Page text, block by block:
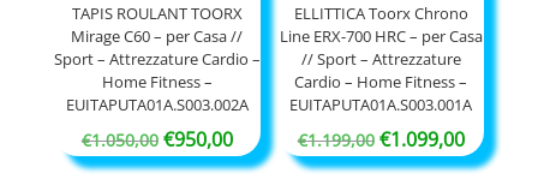
TAPIS ROULANT TOORX
Mirage C60 – per Casa //
Sport – Attrezzature Cardio –
Home Fitness –
EUITAPUTA01A.S003.002A
€1.050,00 Il
prezzo
€950,00Il
prezzo
ELLITTICA Toorx Chrono
Line ERX-700 HRC – per Casa
// Sport – Attrezzature
Cardio – Home Fitness –
EUITAPUTA01A.S003.001A
€1.199,00 Il
prezzo
€1.099,00Il
prezzo